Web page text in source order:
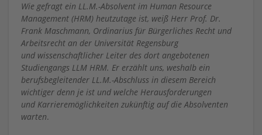
Wie gefragt ein LL.M.-Absolvent im Human Resource
Management (HRM) heutzutage ist, weiß Herr Prof. Dr.
Frank Maschmann, Ordinarius für Bürgerliches Recht und
Arbeitsrecht an der Universität Regensburg
und wissenschaftlicher Leiter des dort angebotenen
Studiengangs LLM HRM. Er erzählt uns, weshalb ein
berufsbegleitender LL.M.-Abschluss in diesem Bereich
wichtiger denn je ist und welche Herausforderungen
und Karrieremöglichkeiten zukünftig auf die Absolventen
warten.